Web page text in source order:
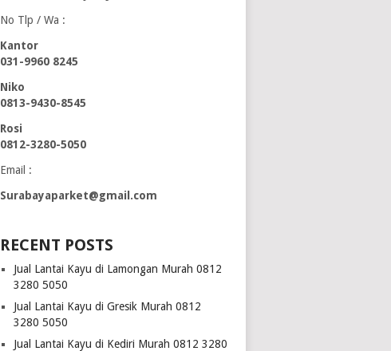
No Tlp / Wa :
Kantor
031-9960 8245
Niko
0813-9430-8545
Rosi
0812-3280-5050
Email :
Surabayaparket@gmail.com
RECENT POSTS
Jual Lantai Kayu di Lamongan Murah 0812
3280 5050
Jual Lantai Kayu di Gresik Murah 0812
3280 5050
Jual Lantai Kayu di Kediri Murah 0812 3280